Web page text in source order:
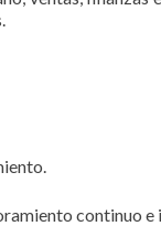
continuo e